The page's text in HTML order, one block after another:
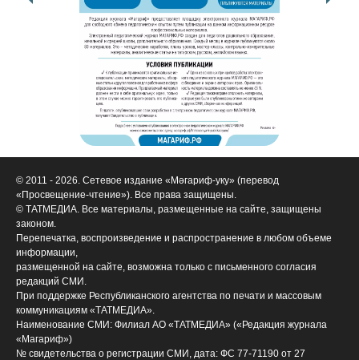
© 2011 - 2026. Сетевое издание «Мәгариф-уку» (перевод
«Просвещение-чтение»). Все права защищены.
© ТАТМЕДИА. Все материалы, размещенные на сайте, защищены
законом.
Перепечатка, воспроизведение и распространение в любом объеме
информации,
размещенной на сайте, возможна только с письменного согласия
редакций СМИ.
При поддержке Республиканского агентства по печати и массовым
коммуникациям «ТАТМЕДИА».
Наименование СМИ: Филиал АО «ТАТМЕДИА» («Редакция журнала
«Магариф»)
№ свидетельства о регистрации СМИ, дата: ФС 77-71190 от 27